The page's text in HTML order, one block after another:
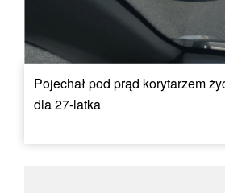
Pojechał pod prąd korytarzem
dla 27-latka